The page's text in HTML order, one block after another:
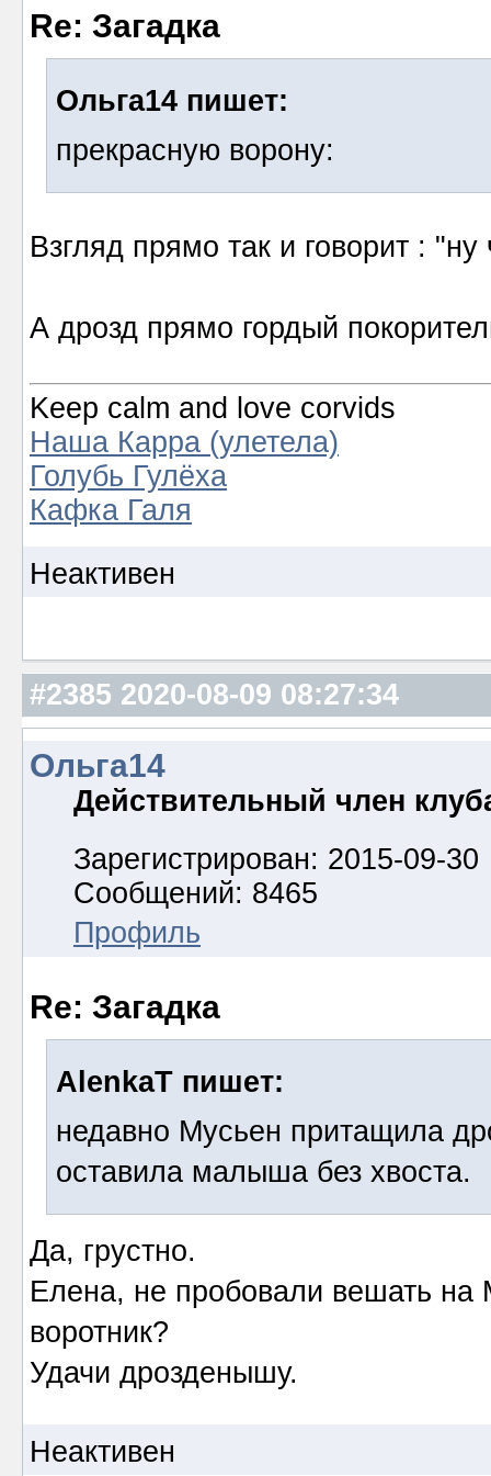
Re: Загадка
Ольга14 пишет:
прекрасную ворону:
Взгляд прямо так и говорит :
А дрозд прямо гордый
Keep calm and love corvids
Наша Карра (улетела)
Голубь Гулёха
Кафка Галя
Неактивен
#2385 2020-08-09 08:27:34
Ольга14
Действительный член
Зарегистрирован: 2015-09-30
Сообщений: 8465
Профиль
Re: Загадка
AlenkaT пишет:
недавно Мусьен притащила
оставила малыша без хвоста.
Да, грустно.
Елена, не пробовали вешать на
воротник?
Удачи дрозденышу.
Неактивен